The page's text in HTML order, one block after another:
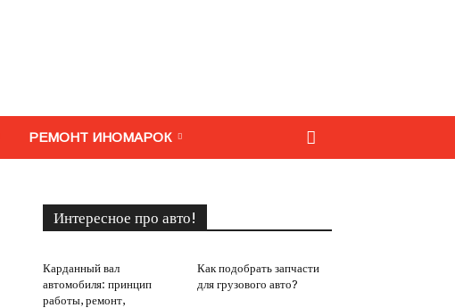
РЕМОНТ ИНОМАРОК
Интересное про авто!
Карданный вал
автомобиля: принцип
работы, ремонт,
Как подобрать запчасти
для грузового авто?